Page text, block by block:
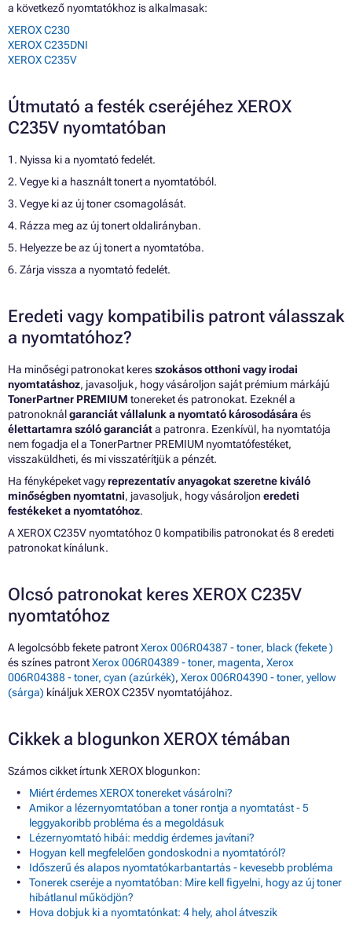
a következő nyomtatókhoz is alkalmasak:
XEROX C230
XEROX C235DNI
XEROX C235V
Útmutató a festék cseréjéhez XEROX
C235V nyomtatóban
1. Nyissa ki a nyomtató fedelét.
2. Vegye ki a használt tonert a nyomtatóból.
3. Vegye ki az új toner csomagolását.
4. Rázza meg az új tonert oldalirányban.
5. Helyezze be az új tonert a nyomtatóba.
6. Zárja vissza a nyomtató fedelét.
Eredeti vagy kompatibilis patront válasszak
a nyomtatóhoz?
Ha minőségi patronokat keresszokásos otthoni vagy irodai
nyomtatáshoz, javasoljuk, hogy vásároljon saját prémium márkájú
TonerPartner PREMIUM tonereket és patronokat. Ezeknél a
patronoknálgaranciát vállalunk a nyomtató károsodásáraés
élettartamra szóló garanciáta patronra. Ezenkívül, ha nyomtatója
nem fogadja el a TonerPartner PREMIUM nyomtatófestéket,
visszaküldheti, és mi visszatérítjük a pénzét.
Ha fényképeket vagyreprezentatív anyagokat szeretne kiváló
minőségben nyomtatni, javasoljuk, hogy vásároljon eredeti
festékeket a nyomtatóhoz.
A XEROX C235V nyomtatóhoz 0 kompatibilis patronokat és 8 eredeti
patronokat kínálunk.
Olcsó patronokat keres XEROX C235V
nyomtatóhoz
A legolcsóbb fekete patrontXerox 006R04387 - toner, black (fekete )
és színes patrontXerox 006R04389 - toner, magenta, Xerox
006R04388 - toner, cyan (azúrkék), Xerox 006R04390 - toner, yellow
(sárga) kínáljuk XEROX C235V nyomtatójához.
Cikkek a blogunkon XEROX témában
Számos cikket írtunk XEROX blogunkon:
Miért érdemes XEROX tonereket vásárolni?
Amikor a lézernyomtatóban a toner rontja a nyomtatást - 5
leggyakoribb probléma és a megoldásuk
Lézernyomtató hibái: meddig érdemes javítani?
Hogyan kell megfelelően gondoskodni a nyomtatóról?
Időszerű és alapos nyomtatókarbantartás - kevesebb probléma
Tonerek cseréje a nyomtatóban: Mire kell figyelni, hogy az új toner
hibátlanul működjön?
Hova dobjuk ki a nyomtatónkat: 4 hely, ahol átveszik